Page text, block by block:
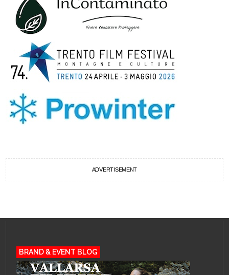
ADVERTISEMENT
BRAND & EVENT BLOG